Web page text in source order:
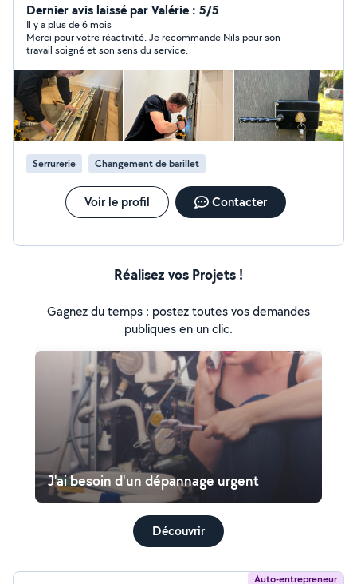
Travail soigné, rapide et sur-mesure. Toutes les
prestations sont réalisées sur devis pour garantir
transparence et juste prix. Déplacement dans Paris - Île
de France. Contactez-nous pour toute demande.
Cordialement Nils Renouard N.L.S Serrurerie
Dernier avis laissé par Valérie : 5/5
Il y a plus de 6 mois
Merci pour votre réactivité. Je recommande Nils pour son
travail soigné et son sens du service.
Serrurerie Changement de barillet
Voir le profil Contacter
Réalisez vos Projets !
Gagnez du temps : postez toutes vos demandes
publiques en un clic.
J'ai besoin d'un dépannage urgent
Découvrir
Auto-entrepreneur